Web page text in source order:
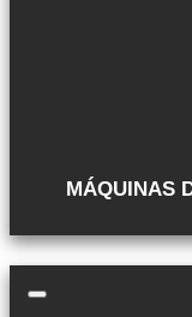
MÁQUINAS